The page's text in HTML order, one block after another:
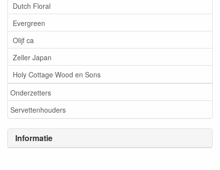
Dutch Floral
Evergreen
Olijf ca
Zeller Japan
Holy Cottage Wood en Sons
Onderzetters
Servettenhouders
Informatie